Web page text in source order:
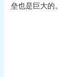
垒也是巨大的。